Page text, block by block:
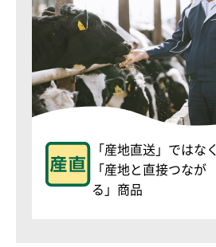
「産地直送」ではなく
「産地と直接つなが
る」商品